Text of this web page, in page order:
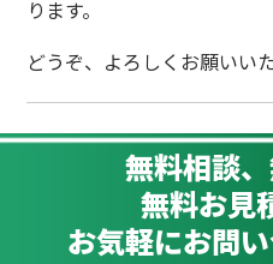
ります。
どうぞ、よろしくお願いいた
無料相談、
無料お見
お気軽にお問